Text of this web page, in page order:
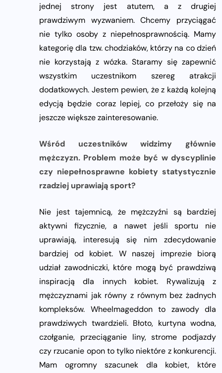
jednej strony jest atutem, a z drugiej
prawdziwym wyzwaniem. Chcemy przyciągać
nie tylko osoby z niepełnosprawnością. Mamy
kategorię dla tzw. chodziaków, którzy na co dzień
nie korzystają z wózka. Staramy się zapewnić
wszystkim uczestnikom szereg atrakcji
dodatkowych. Jestem pewien, że z każdą kolejną
edycją będzie coraz lepiej, co przełoży się na
jeszcze większe zainteresowanie.
Wśród uczestników widzimy głównie
mężczyzn. Problem może być w dyscyplinie
czy niepełnosprawne kobiety statystycznie
rzadziej uprawiają sport?
Nie jest tajemnicą, że mężczyźni są bardziej
aktywni fizycznie, a nawet jeśli sportu nie
uprawiają, interesują się nim zdecydowanie
bardziej od kobiet. W naszej imprezie biorą
udział zawodniczki, które mogą być prawdziwą
inspiracją dla innych kobiet. Rywalizują z
mężczyznami jak równy z równym bez żadnych
kompleksów. Wheelmageddon to zawody dla
prawdziwych twardzieli. Błoto, kurtyna wodna,
czołganie, przeciąganie liny, strome podjazdy
czy rzucanie opon to tylko niektóre z konkurencji.
Mam ogromny szacunek dla kobiet, które